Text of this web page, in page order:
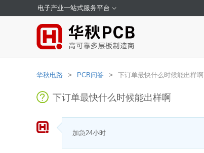
电子产业一站式服务平台
华秋电路 > PCB问答 > 下订单最快什么时候能出样啊
下订单最快什么时候能出样啊
加急24小时